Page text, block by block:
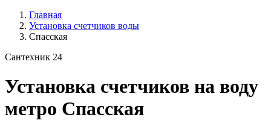
Главная
Установка счетчиков воды
Спасская
Сантехник 24
Установка счетчиков на воду
метро Спасская